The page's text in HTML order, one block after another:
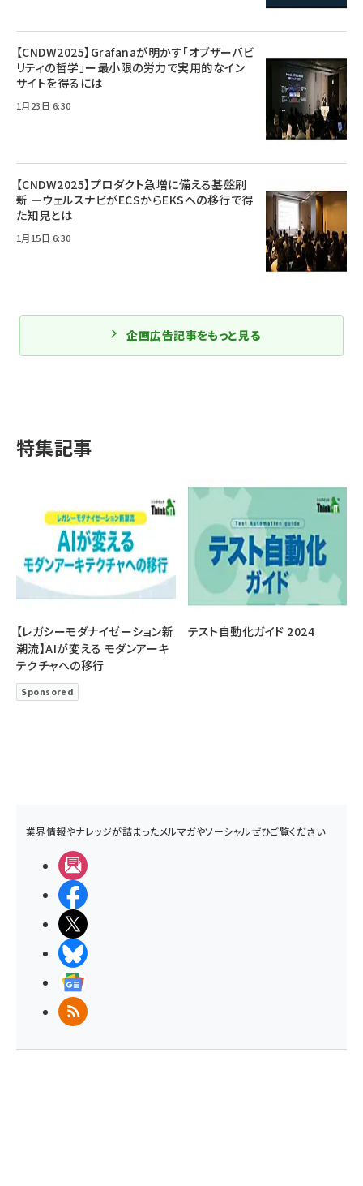
【CNDW2025】Grafanaが明かす「オブザーバビ
リティの哲学」ー最小限の労力で実用的なイン
サイトを得るには
1月23日 6:30
【CNDW2025】プロダクト急増に備える基盤刷
新 ーウェルスナビがECSからEKSへの移行で得
た知見とは
1月15日 6:30
企画広告記事をもっと見る
業界情報やナレッジが詰まったメルマガやソーシャルぜひご覧ください
RSS
特集記事
【レガシーモダナイゼーション新
潮流】AIが変える モダンアーキ
テクチャへの移行
Sponsored
テスト自動化ガイド 2024